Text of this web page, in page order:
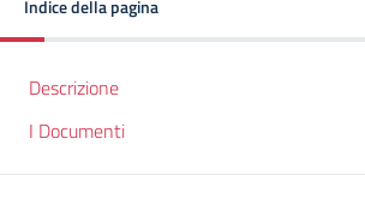
Indice della pagina
Descrizione
I Documenti